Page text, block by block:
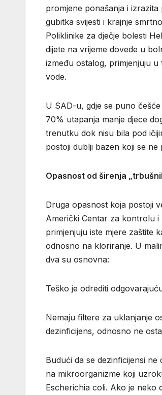
promjene ponašanja i
gubitka svijesti i krajnje
Poliklinike za dječje bolesti
dijete na vrijeme dovede u
između ostalog, primjenjuju u
vode.
U SAD-u, gdje se puno
70% utapanja manje djece
trenutku dok nisu bila pod
postoji dublji bazen koji se
Opasnost od širenja
Druga opasnost koja postoji
Američki Centar za kontrolu
primjenjuju iste mjere zaštite
odnosno na kloriranje. U
dva su osnovna:
Teško je odrediti
Nemaju filtere za uklanjanje
dezinficijens, odnosno ne
Budući da se dezinficijensi
na mikroorganizme koji
Escherichia coli. Ako je neko